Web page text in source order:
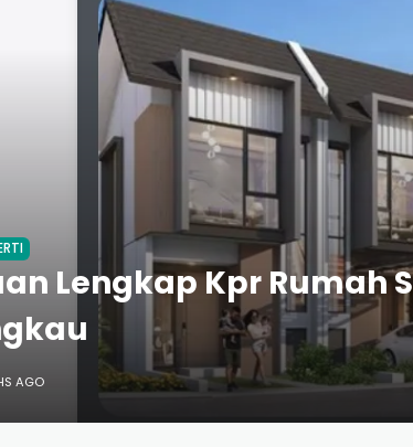
Lengkap Kpr Rumah
AGO